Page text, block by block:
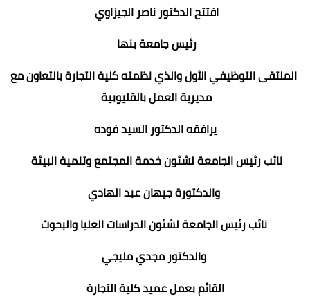
افتتح الدكتور ناصر الجيزاوي
رئيس جامعة بنها
الملتقى التوظيفي الأول والذي نظمته كلية التجارة بالتعاون مع
مديرية العمل بالقليوبية
يرافقه الدكتور السيد فوده
نائب رئيس الجامعة لشئون خدمة المجتمع وتنمية البيئة
والدكتورة جيهان عبد الهادي
نائب رئيس الجامعة لشئون الدراسات العليا والبحوث
والدكتور مجدي مليجي
القائم بعمل عميد كلية التجارة